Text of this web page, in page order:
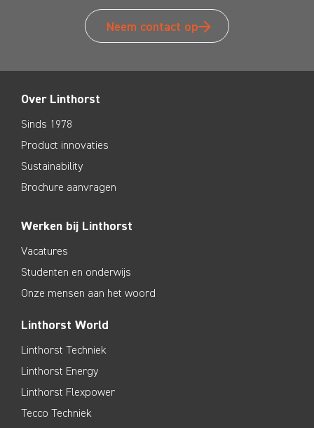
Neem contact op
Over Linthorst
Sinds 1978
Product innovaties
Sustainability
Brochure aanvragen
Werken bij Linthorst
Vacatures
Studenten en onderwijs
Onze mensen aan het woord
Linthorst World
Linthorst Techniek
Linthorst Energy
Linthorst Flexpower
Tecco Techniek